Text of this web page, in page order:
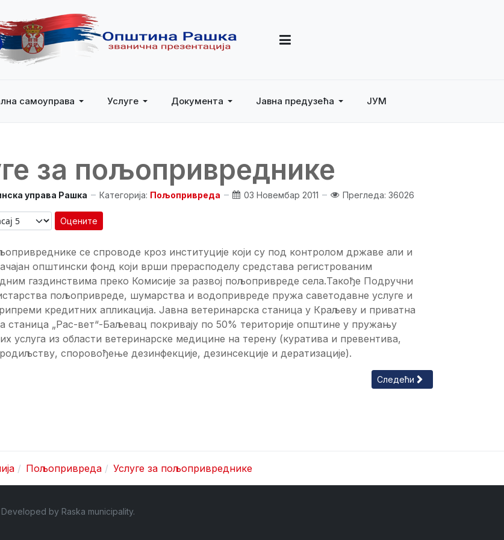
самоуправа Услуге Документа Јавна предузећа ЈУМ
за пољопривреднике
управа Рашка Категорија: Пољопривреда 03 Новембар 2011 Прегледа: 36026
5
се спроводе кроз институције који су под контролом државе али и
општински фонд који врши прерасподелу средстава регистрованим
газдинствима преко Комисије за развој пољопривреде села.Такође Подручни
пољопривреде, шумарства и водопривреде пружа саветодавне услуге и
кредитних апликација. Јавна ветеринарска станица у Краљеву и приватна
станица „Рас-вет“-Баљевац покривају по 50% територије општине у пружању
услуга из области ветеринарске медицине на терену (куратива и превентива,
споровођење дезинфекције, дезинсекције и дератизације).
Следећи чланак:
Следећи
Пољопривреда Услуге за пољопривреднике
Developed by Raska municipality.